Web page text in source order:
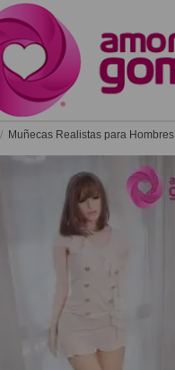
Muñecas Realistas para Hombres